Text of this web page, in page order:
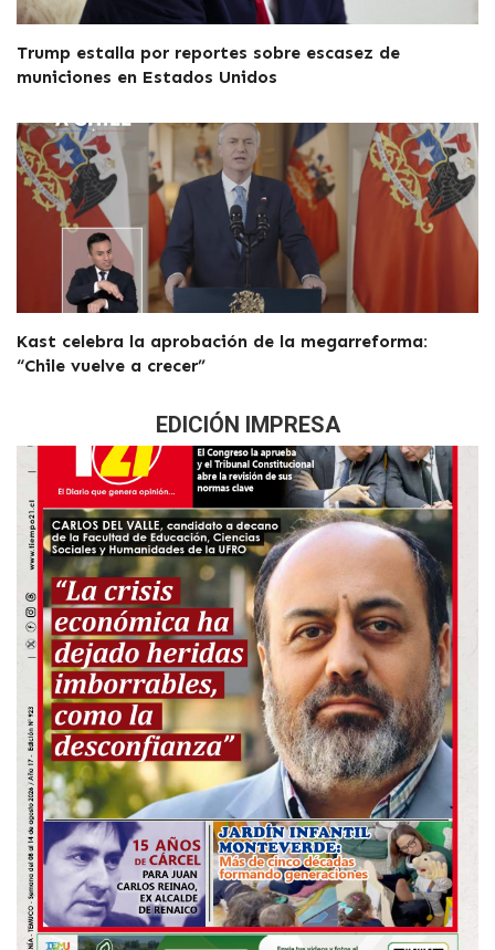
Trump estalla por reportes sobre escasez de
municiones en Estados Unidos
Kast celebra la aprobación de la megarreforma:
“Chile vuelve a crecer”
EDICIÓN IMPRESA